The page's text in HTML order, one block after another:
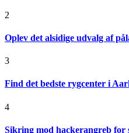
2
Oplev det alsidige udvalg af
3
Find det bedste rygcenter i
4
Sikring mod hackerangreb for